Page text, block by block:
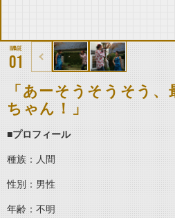
01
「あーそうそうそう、
ちゃん！」
■プロフィール
種族：人間
性別：男性
年齢：不明